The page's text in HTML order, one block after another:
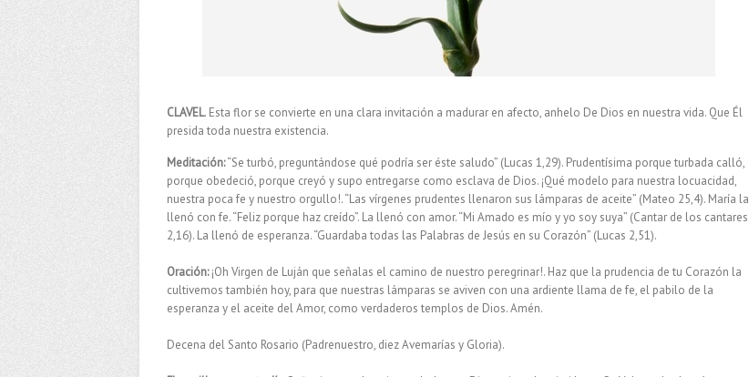
CLAVEL. Esta flor se convierte en una clara invitación a madurar en afecto, anhelo De Dios en nuestra vida. Que Él
presida toda nuestra existencia.
Meditación:“Se turbó, preguntándose qué podría ser éste saludo” (Lucas 1,29). Prudentísima porque turbada calló,
porque obedeció, porque creyó y supo entregarse como esclava de Dios. ¡Qué modelo para nuestra locuacidad,
nuestra poca fe y nuestro orgullo!. “Las vírgenes prudentes llenaron sus lámparas de aceite” (Mateo 25,4). María la
llenó con fe. “Feliz porque haz creído”. La llenó con amor. “Mi Amado es mío y yo soy suya” (Cantar de los cantares
2,16). La llenó de esperanza. “Guardaba todas las Palabras de Jesús en su Corazón” (Lucas 2,51).
Oración:¡Oh Virgen de Luján que señalas el camino de nuestro peregrinar!. Haz que la prudencia de tu Corazón la
cultivemos también hoy, para que nuestras lámparas se aviven con una ardiente llama de fe, el pabilo de la
esperanza y el aceite del Amor, como verdaderos templos de Dios. Amén.
Decena del Santo Rosario (Padrenuestro, diez Avemarías y Gloria).